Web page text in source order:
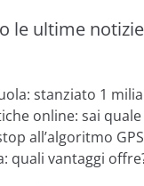
le ultime
stanziato 1
online: sai
all’algoritmo
quali vantaggi